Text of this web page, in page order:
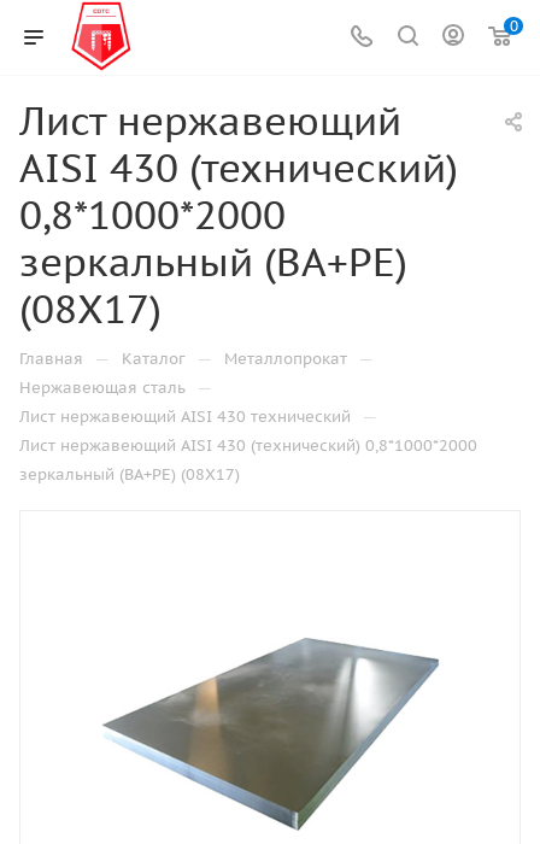
0
Лист нержавеющий
AISI 430 (технический)
0,8*1000*2000
зеркальный (ВА+РЕ)
(08Х17)
Главная — Каталог — Металлопрокат —
Нержавеющая сталь —
Лист нержавеющий AISI 430 технический —
Лист нержавеющий AISI 430 (технический) 0,8*1000*2000
зеркальный (ВА+РЕ) (08Х17)